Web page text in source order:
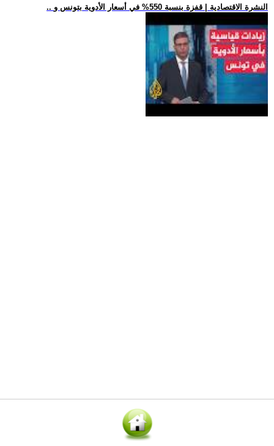
.. النشرة الاقتصادية | قفزة بنسبة 550% في أسعار الأدوية بتونس و